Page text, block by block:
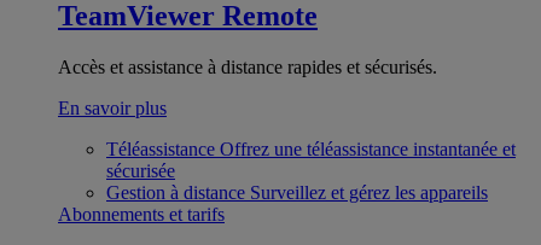
TeamViewer Remote
Accès et assistance à distance rapides et sécurisés.
En savoir plus
Téléassistance Offrez une téléassistance instantanée et
sécurisée
Gestion à distance Surveillez et gérez les appareils
Abonnements et tarifs